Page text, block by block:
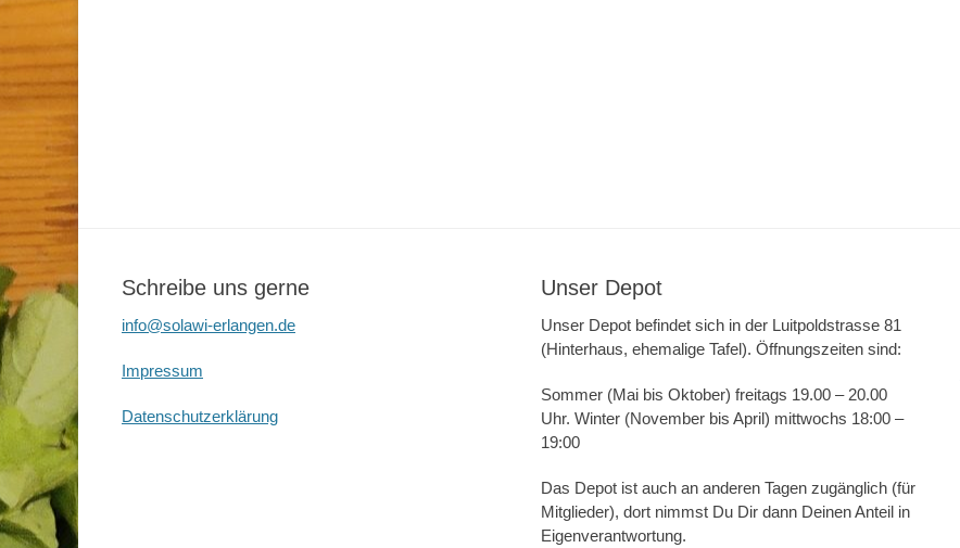
Schreibe uns gerne
info@solawi-erlangen.de
Impressum
Datenschutzerklärung
Unser Depot
Unser Depot befindet sich in der Luitpoldstrasse 81
(Hinterhaus, ehemalige Tafel). Öffnungszeiten sind:
Sommer (Mai bis Oktober) freitags 19.00 – 20.00
Uhr. Winter (November bis April) mittwochs 18:00 –
19:00
Das Depot ist auch an anderen Tagen zugänglich (für
Mitglieder), dort nimmst Du Dir dann Deinen Anteil in
Eigenverantwortung.